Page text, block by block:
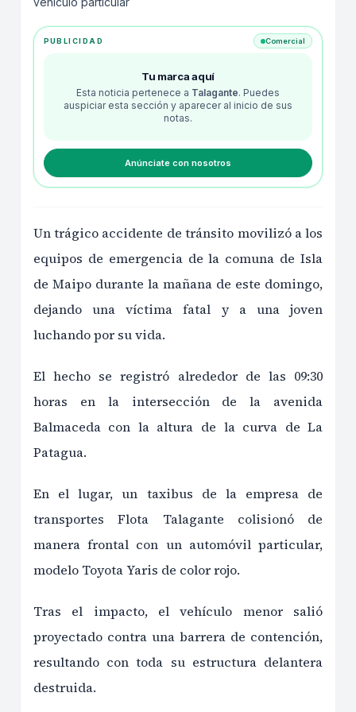
PUBLICIDAD Comercial
Tu marca aquí
Esta noticia pertenece a Talagante. Puedes
auspiciar esta sección y aparecer al inicio de sus
notas.
Anúnciate con nosotros
Un trágico accidente de tránsito movilizó a los
equipos de emergencia de la comuna de Isla
de Maipo durante la mañana de este domingo,
dejando una víctima fatal y a una joven
luchando por su vida.
El hecho se registró alrededor de las 09:30
horas en la intersección de la avenida
Balmaceda con la altura de la curva de La
Patagua.
En el lugar, un taxibus de la empresa de
transportes Flota Talagante colisionó de
manera frontal con un automóvil particular,
modelo Toyota Yaris de color rojo.
Tras el impacto, el vehículo menor salió
proyectado contra una barrera de contención,
resultando con toda su estructura delantera
destruida.